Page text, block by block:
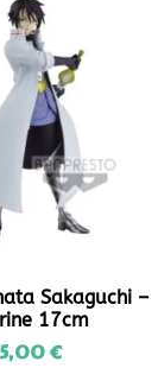
Sakaguchi –
17cm
€